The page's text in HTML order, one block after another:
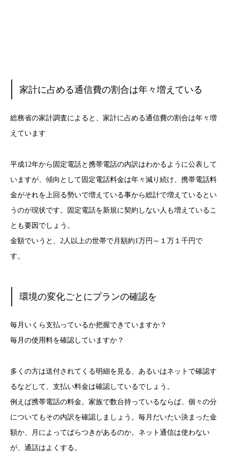
家計に占める通信費の割合は年々増えている
総務省の家計調査によると、家計に占める通信費の割合は年々増
えています
平成12年から固定電話と携帯電話の内訳はわかるように公表して
いますが、傾向として固定電話料金は年々減り続け、携帯電話料
金がそれを上回る勢いで増えている事から総計で増えているとい
うのが現状です。固定電話を新規に契約しない人も増えているこ
とも要因でしょう。
金額でいうと、2人以上の世帯で月額約1万円～１万１千円で
す。
環境の変化ごとにプランの確認を
毎月いくら支払っているか把握できていますか？
毎月の使用料を確認していますか？
多くの方は送付されてくる明細を見る、あるいはネットで確認す
るなどして、支払い料金は確認しているでしょう。
例えば携帯電話の料金。家族で数台持っているならば、個々の分
についてもその内訳を確認しましょう。毎月だいたい決まった金
額か、月によってばらつきがあるのか。ネット通信は使わない
が、通話はよくする。